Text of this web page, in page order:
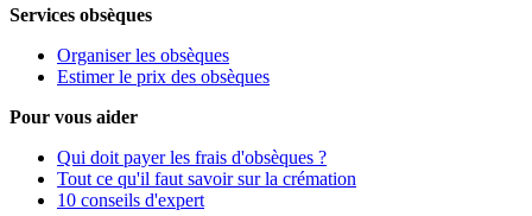
Services obsèques
Organiser les obsèques
Estimer le prix des obsèques
Pour vous aider
Qui doit payer les frais d'obsèques ?
Tout ce qu'il faut savoir sur la crémation
10 conseils d'expert